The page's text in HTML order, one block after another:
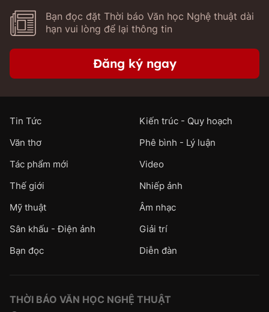
Bạn đọc đặt Thời báo Văn học Nghệ thuật dài
hạn vui lòng để lại thông tin
Đăng ký ngay
Tin Tức
Kiến trúc - Quy hoạch
Văn thơ
Phê bình - Lý luận
Tác phẩm mới
Video
Thế giới
Nhiếp ảnh
Mỹ thuật
Âm nhạc
Sân khấu - Điện ảnh
Giải trí
Bạn đọc
Diễn đàn
THỜI BÁO VĂN HỌC NGHỆ THUẬT